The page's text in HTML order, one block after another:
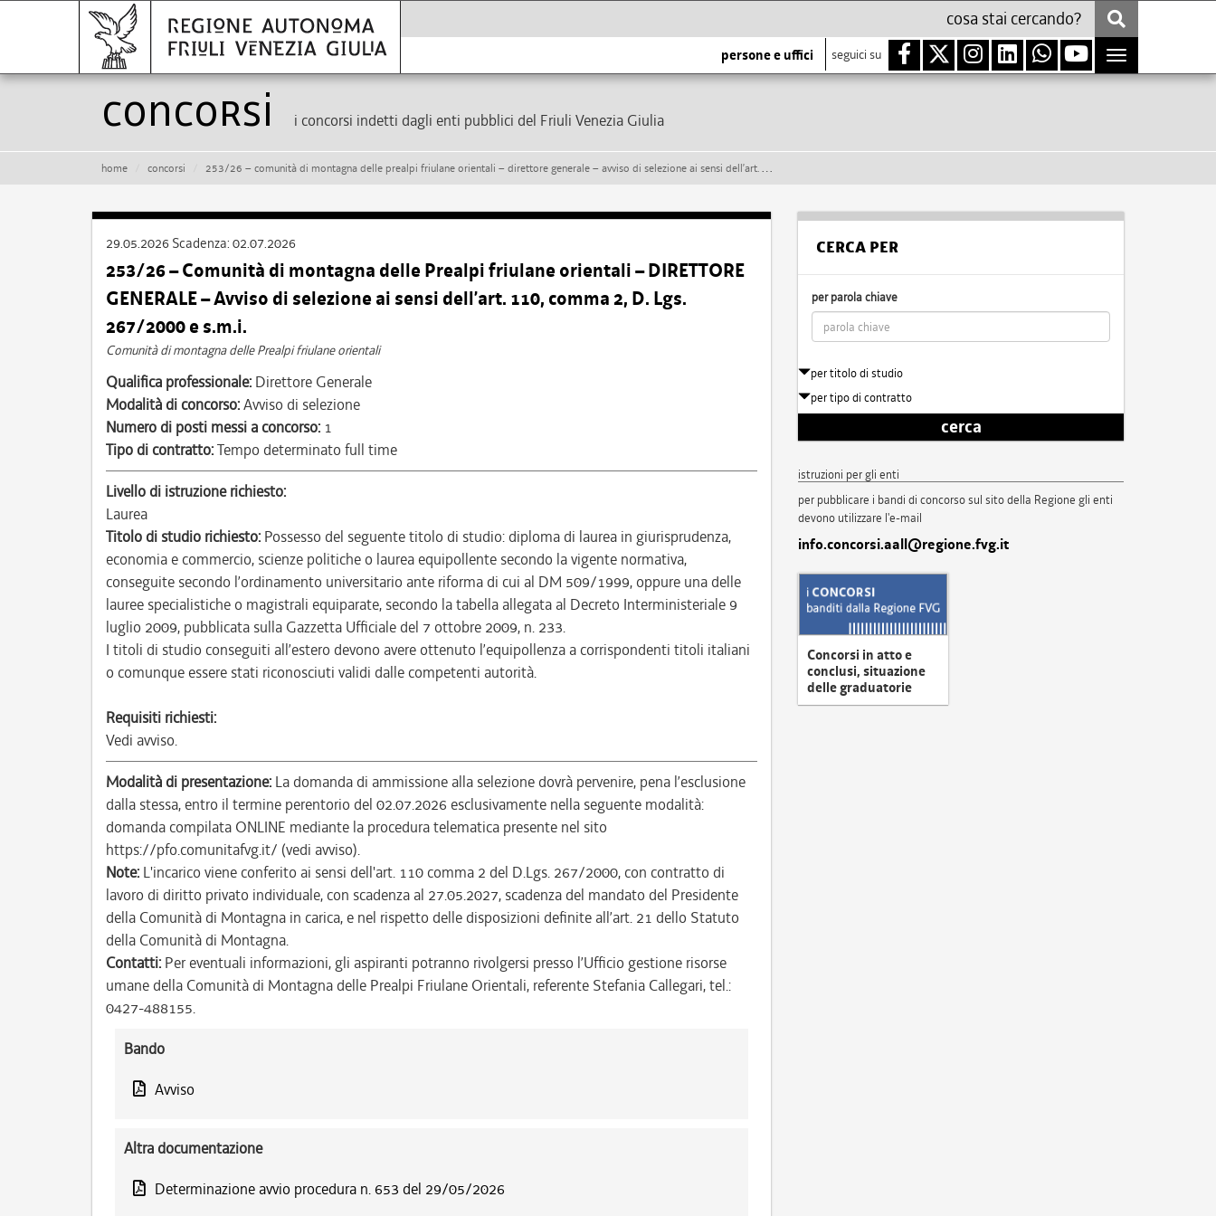
persone e uffici seguici su
Toggle
navigation
Concorsi i concorsi indetti dagli enti pubblici del Friuli Venezia Giulia
home concorsi 253/26 – comunità di montagna delle prealpi friulane orientali – direttore generale – avviso di selezione ai sensi dell’art. 110, comma 2, d. lgs. 267/2000 e s.m.i.
29.05.2026 Scadenza: 02.07.2026
253/26 – Comunità di montagna delle Prealpi friulane orientali – DIRETTORE
GENERALE – Avviso di selezione ai sensi dell’art. 110, comma 2, D. Lgs.
267/2000 e s.m.i.
Comunità di montagna delle Prealpi friulane orientali
Qualifica professionale: Direttore Generale
Modalità di concorso:Avviso di selezione
Numero di posti messi a concorso: 1
Tipo di contratto:Tempo determinato full time
Livello di istruzione richiesto:
Laurea
Titolo di studio richiesto: Possesso del seguente titolo di studio: diploma di laurea in giurisprudenza,
economia e commercio, scienze politiche o laurea equipollente secondo la vigente normativa,
conseguite secondo l’ordinamento universitario ante riforma di cui al DM 509/1999, oppure una delle
lauree specialistiche o magistrali equiparate, secondo la tabella allegata al Decreto Interministeriale 9
luglio 2009, pubblicata sulla Gazzetta Ufficiale del 7 ottobre 2009, n. 233.
I titoli di studio conseguiti all’estero devono avere ottenuto l’equipollenza a corrispondenti titoli italiani
o comunque essere stati riconosciuti validi dalle competenti autorità.
Requisiti richiesti:
Vedi avviso.
Modalità di presentazione: La domanda di ammissione alla selezione dovrà pervenire, pena l’esclusione
dalla stessa, entro il termine perentorio del 02.07.2026 esclusivamente nella seguente modalità:
domanda compilata ONLINE mediante la procedura telematica presente nel sito
https://pfo.comunitafvg.it/ (vedi avviso).
Note: L'incarico viene conferito ai sensi dell'art. 110 comma 2 del D.Lgs. 267/2000, con contratto di
lavoro di diritto privato individuale, con scadenza al 27.05.2027, scadenza del mandato del Presidente
della Comunità di Montagna in carica, e nel rispetto delle disposizioni definite all’art. 21 dello Statuto
della Comunità di Montagna.
Contatti: Per eventuali informazioni, gli aspiranti potranno rivolgersi presso l’Ufficio gestione risorse
umane della Comunità di Montagna delle Prealpi Friulane Orientali, referente Stefania Callegari, tel.:
0427-488155.
Bando
Avviso
Altra documentazione
Determinazione avvio procedura n. 653 del 29/05/2026
CERCA PER
per parola chiave
per titolo di studio
per tipo di contratto
cerca
istruzioni per gli enti
per pubblicare i bandi di concorso sul sito della Regione gli enti
devono utilizzare l'e-mail
info.concorsi.aall@regione.fvg.it
Concorsi in atto e
conclusi, situazione
delle graduatorie